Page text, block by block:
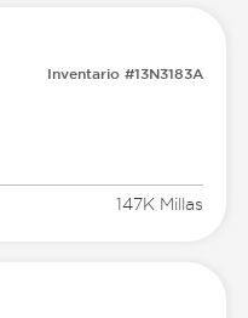
Inventario #13N3183A
147K Millas